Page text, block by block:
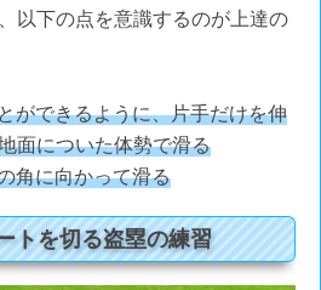
以下の点を意識するのが上達の
ができるように、片手だけを伸
面についた体勢で滑る
角に向かって滑る
トを切る盗塁の練習